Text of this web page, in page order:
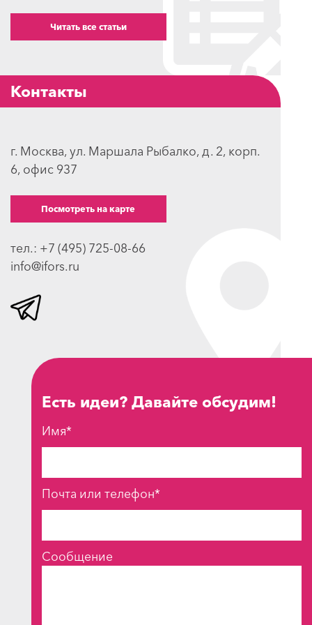
Читать все статьи
Контакты
г. Москва, ул. Маршала Рыбалко, д. 2, корп.
6, офис 937
Посмотреть на карте
тел.: +7 (495) 725-08-66
info@ifors.ru
Есть идеи? Давайте обсудим!
Имя*
Почта или телефон*
Сообщение